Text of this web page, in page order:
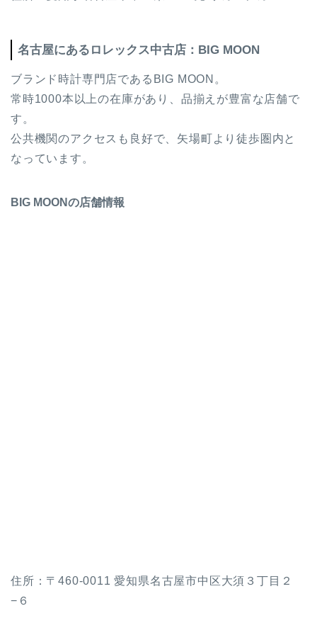
名古屋にあるロレックス中古店：‬BIG MOON
ブランド時計専門店であるBIG MOON。
常時1000本以上の在庫があり、品揃えが豊富な店舗で
す。
公共機関のアクセスも良好で、矢場町より徒歩圏内と
なっています。
‬BIG MOONの店舗情報
住所：〒460-0011 愛知県名古屋市中区大須３丁目２
−６